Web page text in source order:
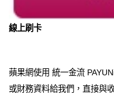
線上刷卡
蘋果網使用 統一金流
或財務資料給我們，直接與